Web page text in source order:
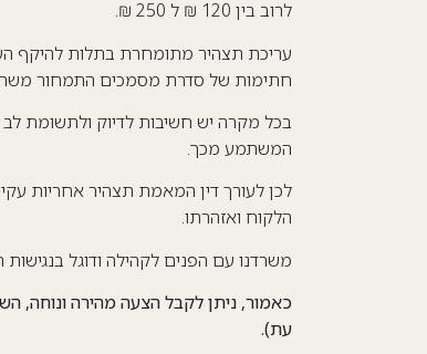
לרוב בין 120 ₪ ל 250 ₪.
עריכת תצהיר מתומחרת בתלות להיקף
חתימות של סדרת מסמכים התמחור
בכל מקרה יש חשיבות לדיוק ולתשומת
המשתמע מכך.
לכן לעורך דין המאמת תצהיר אחריות
הלקוח ואזהרתו.
משרדנו עם הפנים לקהילה ודוגל
עת).